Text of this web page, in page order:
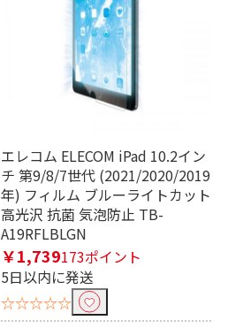
エレコム ELECOM iPad 10.2イン
チ 第9/8/7世代 (2021/2020/2019
年) フィルム ブルーライトカット
高光沢 抗菌 気泡防止 TB-
A19RFLBLGN
￥1,739173ポイント
5日以内に発送
☆☆☆☆☆